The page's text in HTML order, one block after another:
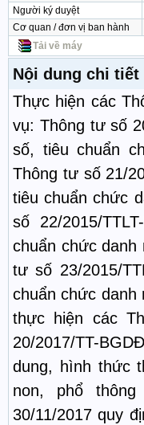
Người ký duyệt
Cơ quan / đơn vị ban hành
Tải về máy
Nội dung chi tiết
Thực hiện các
vụ: Thông tư số
số, tiêu chuẩn
Thông tư số 21/
tiêu chuẩn chức
số 22/2015/
chuẩn chức danh
tư số 23/2015/
chuẩn chức danh
thực hiện các
20/2017/TT-
dung, hình thức
non, phổ
30/11/2017 quy